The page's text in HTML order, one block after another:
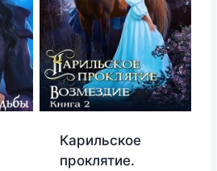
Карильское
проклятие.